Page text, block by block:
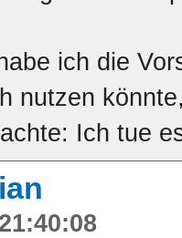
ich die
nutzen
Ich tue